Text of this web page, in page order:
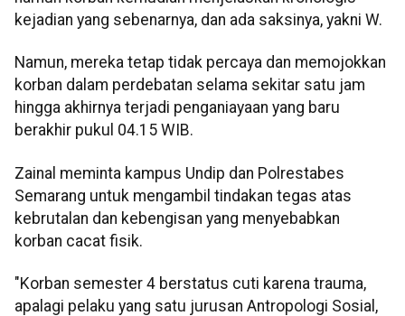
kejadian yang sebenarnya, dan ada saksinya, yakni W.
Namun, mereka tetap tidak percaya dan memojokkan
korban dalam perdebatan selama sekitar satu jam
hingga akhirnya terjadi penganiayaan yang baru
berakhir pukul 04.15 WIB.
Zainal meminta kampus Undip dan Polrestabes
Semarang untuk mengambil tindakan tegas atas
kebrutalan dan kebengisan yang menyebabkan
korban cacat fisik.
"Korban semester 4 berstatus cuti karena trauma,
apalagi pelaku yang satu jurusan Antropologi Sosial,